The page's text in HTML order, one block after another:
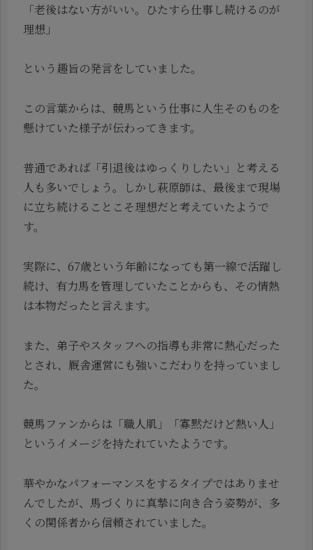
「老後はない方がいい。ひたすら仕事し続けるのが
理想」
という趣旨の発言をしていました。
この言葉からは、競馬という仕事に人生そのものを
懸けていた様子が伝わってきます。
普通であれば「引退後はゆっくりしたい」と考える
人も多いでしょう。しかし萩原師は、最後まで現場
に立ち続けることこそ理想だと考えていたようで
す。
実際に、67歳という年齢になっても第一線で活躍し
続け、有力馬を管理していたことからも、その情熱
は本物だったと言えます。
また、弟子やスタッフへの指導も非常に熱心だった
とされ、厩舎運営にも強いこだわりを持っていまし
た。
競馬ファンからは「職人肌」「寡黙だけど熱い人」
というイメージを持たれていたようです。
華やかなパフォーマンスをするタイプではありませ
んでしたが、馬づくりに真摯に向き合う姿勢が、多
くの関係者から信頼されていました。